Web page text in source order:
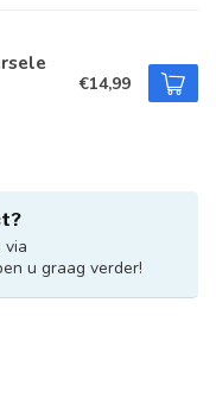
€14,99
via
u graag verder!